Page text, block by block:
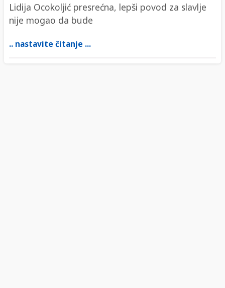
Lidija Ocokoljić presrećna, lepši povod za slavlje
nije mogao da bude
.. nastavite čitanje ...